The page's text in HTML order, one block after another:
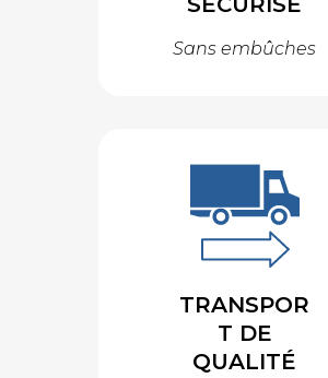
Sans embûches
TRANSPOR
T DE
QUALITÉ